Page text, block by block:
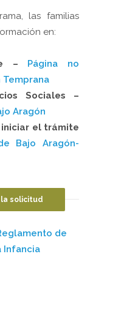
las familias
en:
– Página no
Sociales –
Aragón
el trámite
Bajo Aragón-
la solicitud
de
Infancia